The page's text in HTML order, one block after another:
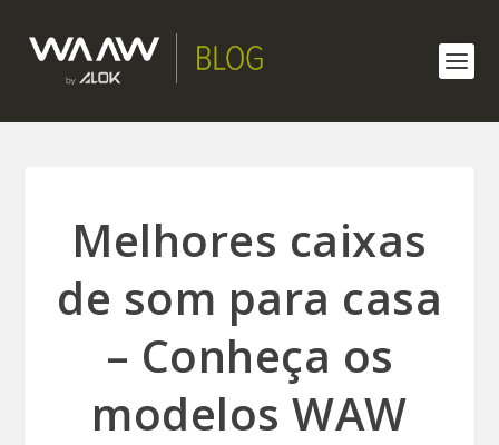
Melhores caixas
de som para casa
– Conheça os
modelos WAW